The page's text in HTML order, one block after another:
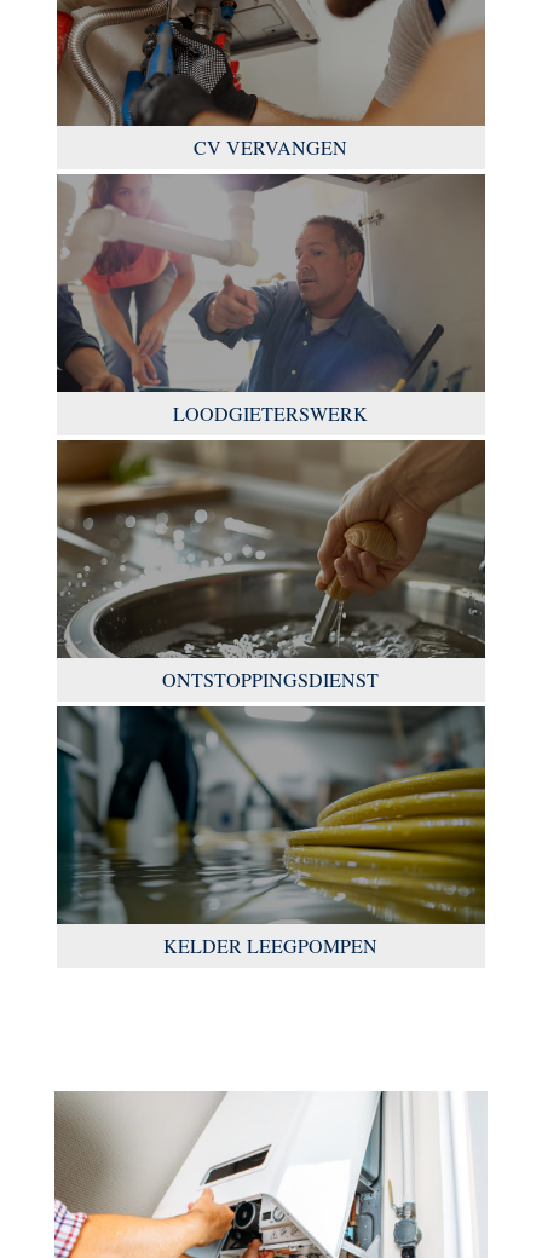
CV VERVANGEN
LOODGIETERSWERK
ONTSTOPPINGSDIENST
KELDER LEEGPOMPEN